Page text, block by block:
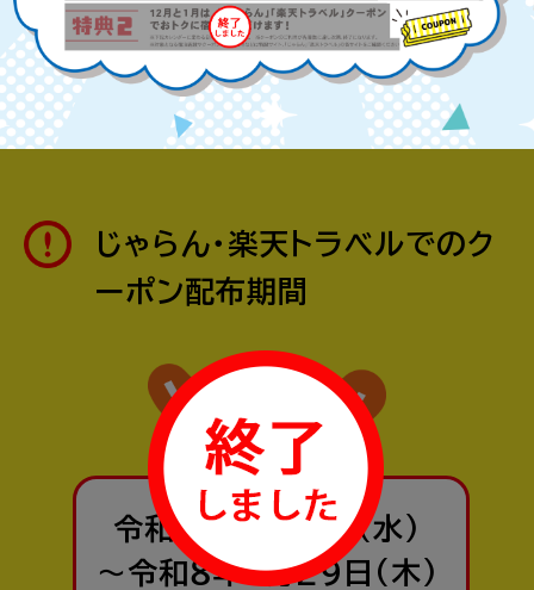
じゃらん・楽天トラベルでのク
ーポン配布期間
令和７年10月1日(水)
～令和８年1月29日(木)